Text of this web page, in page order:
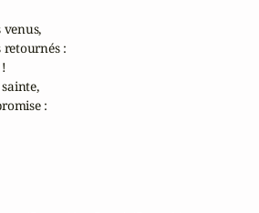
venus,
retournés :
: